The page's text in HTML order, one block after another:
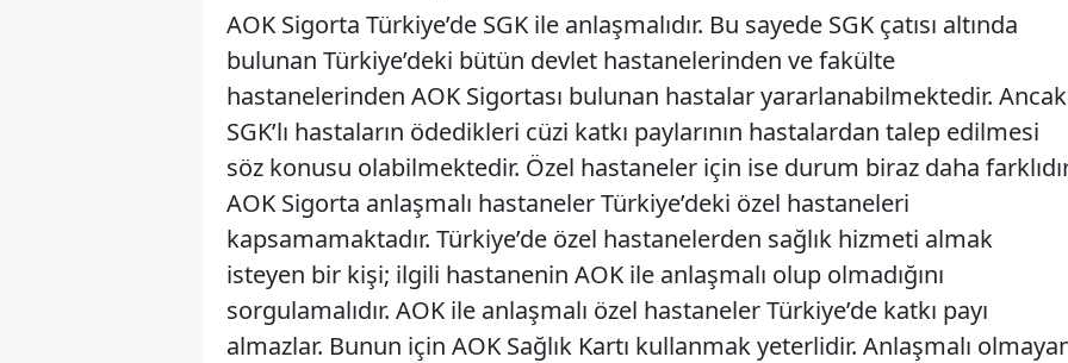
AOK Sigorta Türkiye’de SGK ile anlaşmalıdır. Bu sayede SGK çatısı altında
bulunan Türkiye’deki bütün devlet hastanelerinden ve fakülte
hastanelerinden AOK Sigortası bulunan hastalar yararlanabilmektedir. Ancak
SGK’lı hastaların ödedikleri cüzi katkı paylarının hastalardan talep edilmesi
söz konusu olabilmektedir. Özel hastaneler için ise durum biraz daha
AOK Sigorta anlaşmalı hastaneler Türkiye’deki özel hastaneleri
kapsamamaktadır. Türkiye’de özel hastanelerden sağlık hizmeti almak
isteyen bir kişi; ilgili hastanenin AOK ile anlaşmalı olup olmadığını
sorgulamalıdır. AOK ile anlaşmalı özel hastaneler Türkiye’de katkı payı
almazlar. Bunun için AOK Sağlık Kartı kullanmak yeterlidir. Anlaşmalı